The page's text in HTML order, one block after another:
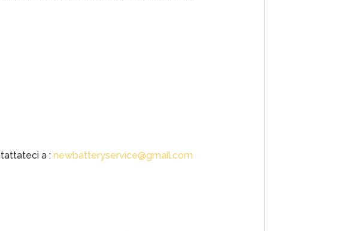
a :newbatteryservice@gmail.com